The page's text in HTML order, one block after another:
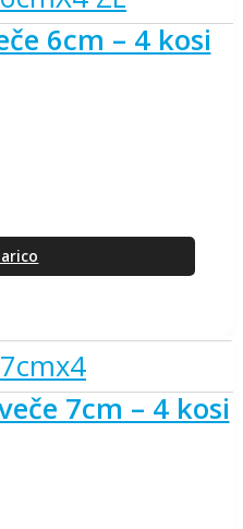
6cm – 4 kosi
7cm – 4 kosi